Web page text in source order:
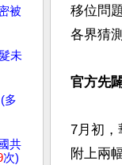
被
未
多
共
次)
移位問
各界猜測
官方先
7月初，
附上兩